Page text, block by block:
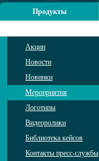
Продукты
Акции
Новости
Новинки
Мероприятия
Логотипы
Видеоролики
Библиотека кейсов
Контакты пресс-службы